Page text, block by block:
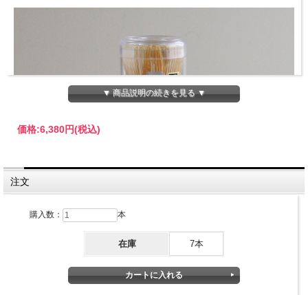
▼ 商品説明の続きを見る ▼
価格:6,380円(税込)
注文
購入数： 本
在庫 7本